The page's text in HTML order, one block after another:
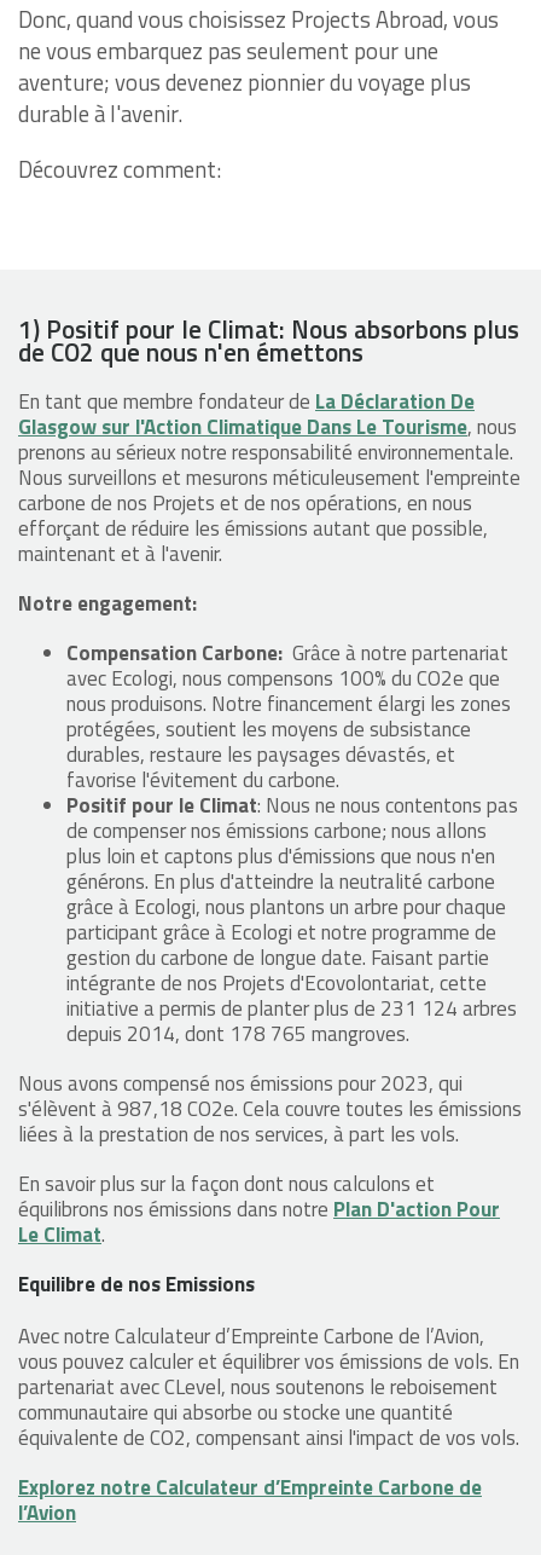
Donc, quand vous choisissez Projects Abroad, vous
ne vous embarquez pas seulement pour une
aventure; vous devenez pionnier du voyage plus
durable à l'avenir.
Découvrez comment:
1) Positif pour le Climat: Nous absorbons plus
de CO2 que nous n'en émettons
En tant que membre fondateur de La Déclaration De
Glasgow sur l'Action Climatique Dans Le Tourisme, nous
prenons au sérieux notre responsabilité environnementale.
Nous surveillons et mesurons méticuleusement l'empreinte
carbone de nos Projets et de nos opérations, en nous
efforçant de réduire les émissions autant que possible,
maintenant et à l'avenir.
Notre engagement:
Compensation Carbone: Grâce à notre partenariat
avec Ecologi, nous compensons 100% du CO2e que
nous produisons. Notre financement élargi les zones
protégées, soutient les moyens de subsistance
durables, restaure les paysages dévastés, et
favorise l'évitement du carbone.
Positif pour le Climat: Nous ne nous contentons pas
de compenser nos émissions carbone; nous allons
plus loin et captons plus d'émissions que nous n'en
générons. En plus d'atteindre la neutralité carbone
grâce à Ecologi, nous plantons un arbre pour chaque
participant grâce à Ecologi et notre programme de
gestion du carbone de longue date. Faisant partie
intégrante de nos Projets d'Ecovolontariat, cette
initiative a permis de planter plus de 231 124 arbres
depuis 2014, dont 178 765 mangroves.
Nous avons compensé nos émissions pour 2023, qui
s'élèvent à 987,18 CO2e. Cela couvre toutes les émissions
liées à la prestation de nos services, à part les vols.
En savoir plus sur la façon dont nous calculons et
équilibrons nos émissions dans notre Plan D'action Pour
Le Climat.
Equilibre de nos Emissions
Avec notre Calculateur d’Empreinte Carbone de l’Avion,
vous pouvez calculer et équilibrer vos émissions de vols. En
partenariat avec CLevel, nous soutenons le reboisement
communautaire qui absorbe ou stocke une quantité
équivalente de CO2, compensant ainsi l'impact de vos vols.
Explorez notre Calculateur d’Empreinte Carbone de
l’Avion